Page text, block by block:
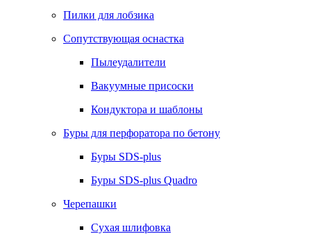
Пилки для лобзика
Сопутствующая оснастка
Пылеудалители
Вакуумные присоски
Кондуктора и шаблоны
Буры для перфоратора по бетону
Буры SDS-plus
Буры SDS-plus Quadro
Черепашки
Сухая шлифовка